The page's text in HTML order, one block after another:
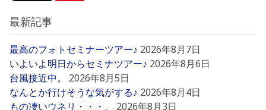
最新記事
最高のフォトセミナーツアー♪ 2026年8月7日
いよいよ明日からセミナツアー♪ 2026年8月6日
台風接近中。
2026年8月5日
なんとか行けそうな気がする♪ 2026年8月4日
もの凄いウネリ・・・。
2026年8月3日